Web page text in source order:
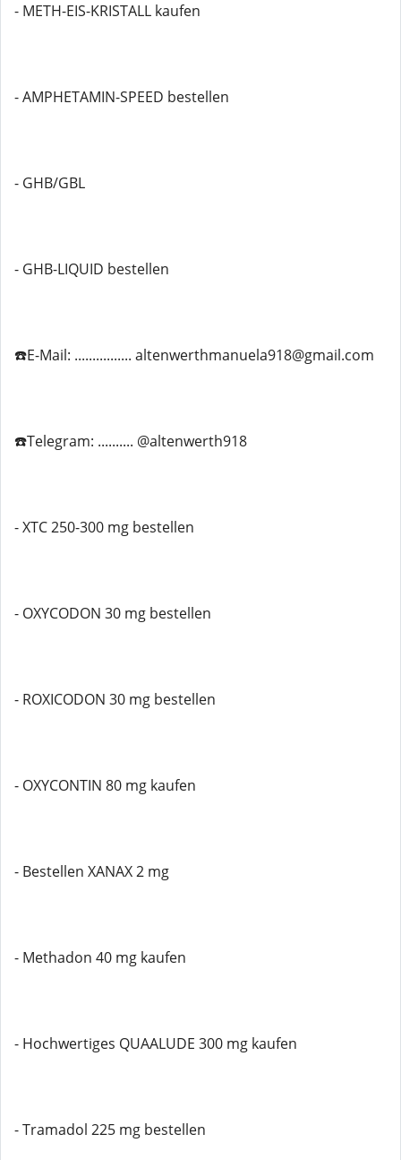
- METH-EIS-KRISTALL kaufen
- AMPHETAMIN-SPEED bestellen
- GHB/GBL
- GHB-LIQUID bestellen
☎️E-Mail: ................ altenwerthmanuela918@gmail.com
☎️Telegram: .......... @altenwerth918
- XTC 250-300 mg bestellen
- OXYCODON 30 mg bestellen
- ROXICODON 30 mg bestellen
- OXYCONTIN 80 mg kaufen
- Bestellen XANAX 2 mg
- Methadon 40 mg kaufen
- Hochwertiges QUAALUDE 300 mg kaufen
- Tramadol 225 mg bestellen